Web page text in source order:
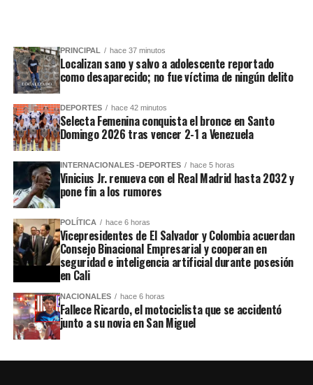
PRINCIPAL hace 37 minutos
Localizan sano y salvo a adolescente reportado
como desaparecido; no fue víctima de ningún delito
DEPORTES hace 42 minutos
Selecta Femenina conquista el bronce en Santo
Domingo 2026 tras vencer 2-1 a Venezuela
INTERNACIONALES -DEPORTES hace 5 horas
Vinicius Jr. renueva con el Real Madrid hasta 2032 y
pone fin a los rumores
POLÍTICA hace 6 horas
Vicepresidentes de El Salvador y Colombia acuerdan
Consejo Binacional Empresarial y cooperan en
seguridad e inteligencia artificial durante posesión
en Cali
NACIONALES hace 6 horas
Fallece Ricardo, el motociclista que se accidentó
junto a su novia en San Miguel